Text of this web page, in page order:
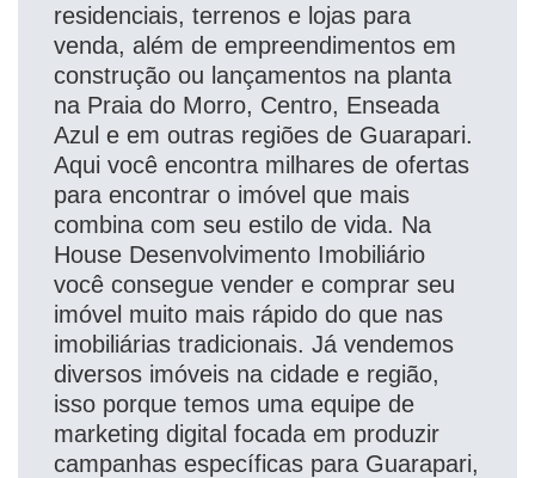
residenciais, terrenos e lojas para
venda, além de empreendimentos em
construção ou lançamentos na planta
na Praia do Morro, Centro, Enseada
Azul e em outras regiões de Guarapari.
Aqui você encontra milhares de ofertas
para encontrar o imóvel que mais
combina com seu estilo de vida. Na
House Desenvolvimento Imobiliário
você consegue vender e comprar seu
imóvel muito mais rápido do que nas
imobiliárias tradicionais. Já vendemos
diversos imóveis na cidade e região,
isso porque temos uma equipe de
marketing digital focada em produzir
campanhas específicas para Guarapari,